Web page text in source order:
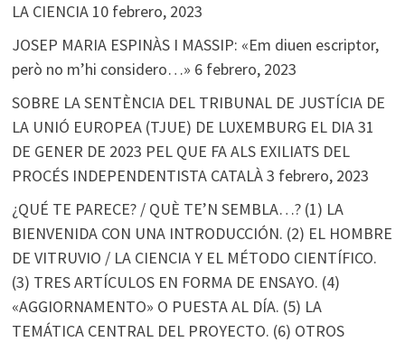
LA CIENCIA 10 febrero, 2023
JOSEP MARIA ESPINÀS I MASSIP: «Em diuen escriptor,
però no m’hi considero…» 6 febrero, 2023
SOBRE LA SENTÈNCIA DEL TRIBUNAL DE JUSTÍCIA DE
LA UNIÓ EUROPEA (TJUE) DE LUXEMBURG EL DIA 31
DE GENER DE 2023 PEL QUE FA ALS EXILIATS DEL
PROCÉS INDEPENDENTISTA CATALÀ3 febrero, 2023
¿QUÉ TE PARECE? / QUÈ TE’N SEMBLA…? (1) LA
BIENVENIDA CON UNA INTRODUCCIÓN. (2) EL HOMBRE
DE VITRUVIO / LA CIENCIA Y EL MÉTODO CIENTÍFICO.
(3) TRES ARTÍCULOS EN FORMA DE ENSAYO. (4)
«AGGIORNAMENTO» O PUESTA AL DÍA. (5) LA
TEMÁTICA CENTRAL DEL PROYECTO. (6) OTROS